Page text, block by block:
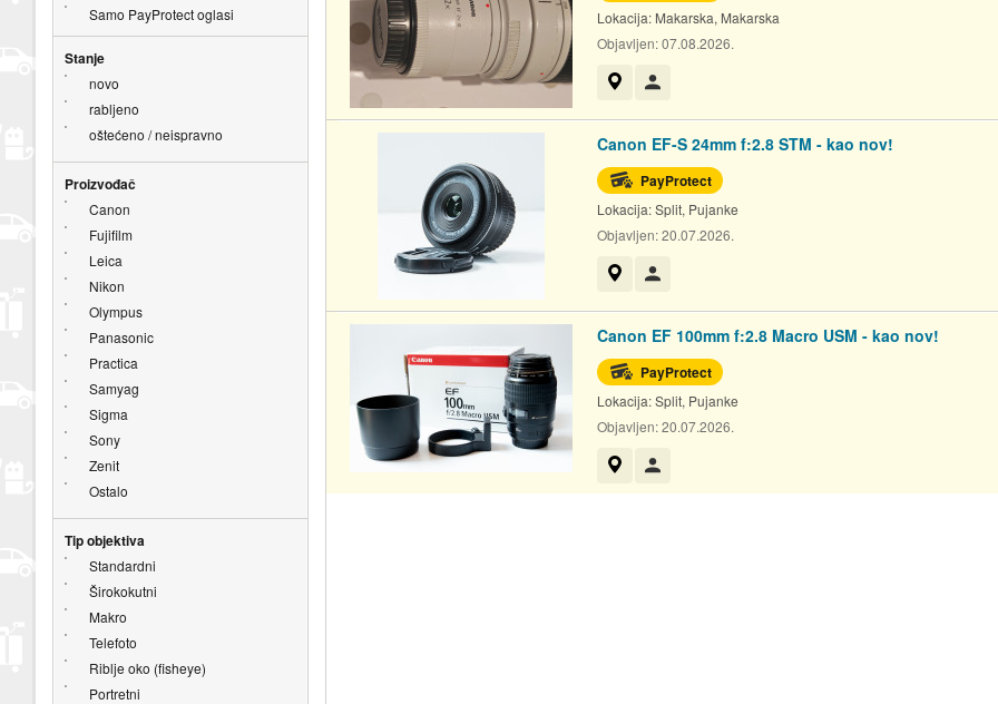
Lokacija: Makarska, Makarska
Objavljen:07.08.2026.
Canon EF-S 24mm f:2.8 STM - kao nov!
PayProtect
Lokacija:Split, Pujanke
Objavljen:20.07.2026.
Canon EF 100mm f:2.8 Macro USM - kao nov!
PayProtect
Lokacija:Split, Pujanke
Objavljen:20.07.2026.
Samo PayProtect oglasi
Stanje
novo
rabljeno
oštećeno / neispravno
Proizvođač
Canon
Fujifilm
Leica
Nikon
Olympus
Panasonic
Practica
Samyag
Sigma
Sony
Zenit
Ostalo
Tip objektiva
Standardni
Širokokutni
Makro
Telefoto
Riblje oko (fisheye)
Portretni